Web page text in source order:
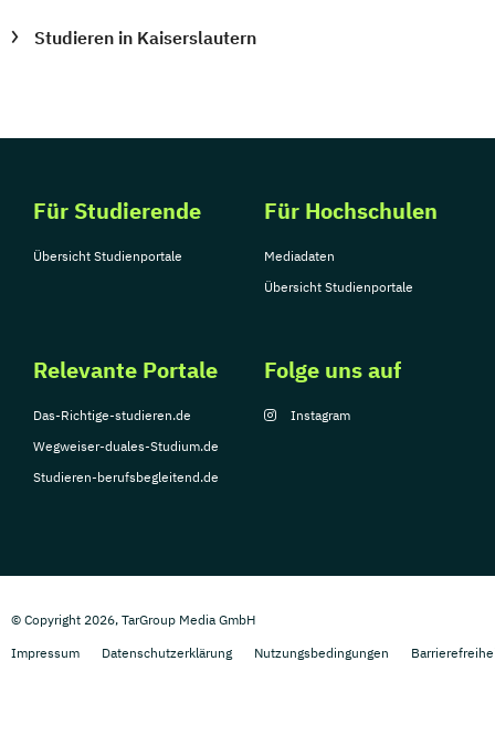
Studieren in Kaiserslautern
Für Studierende
Übersicht Studienportale
Für Hochschulen
Mediadaten
Übersicht Studienportale
Relevante Portale
Das-Richtige-studieren.de
Wegweiser-duales-Studium.de
Studieren-berufsbegleitend.de
Folge uns auf
Instagram
© Copyright 2026, TarGroup Media GmbH
Impressum
Datenschutzerklärung Nutzungsbedingungen